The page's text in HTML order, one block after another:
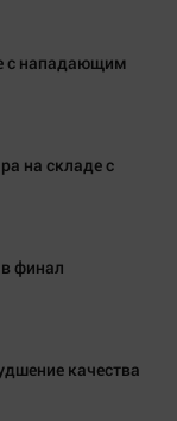
с нападающим
на складе с
финал
качества